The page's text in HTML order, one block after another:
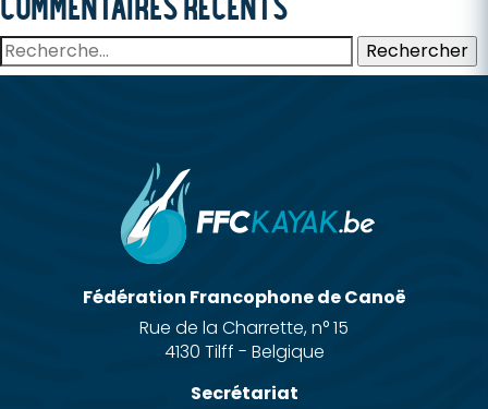
Rechercher :
Fédération Francophone de Canoë
Rue de la Charrette, n° 15
4130 Tilff - Belgique
Secrétariat